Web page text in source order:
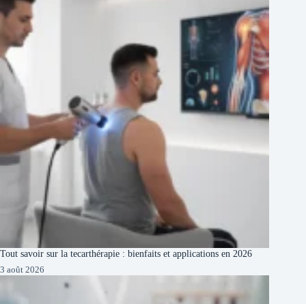
Tout savoir sur la tecarthérapie : bienfaits et applications en 2026
3 août 2026